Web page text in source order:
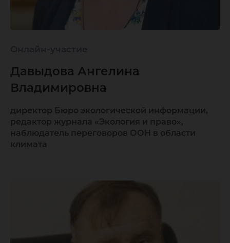
Давыдова Ангелина
Владимировна
директор Бюро экологической информации,
редактор журнала «Экология и право»,
наблюдатель переговоров ООН в области
климата